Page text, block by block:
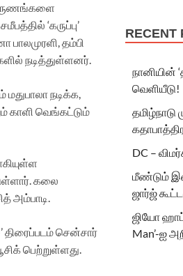
தருணங்களை
‘கருப்பு’
பாலமுரளி, தம்பி
நடித்துள்ளனர்.
நடிக்க,
காளி வெங்கட்டும்
கலை
அம்பாடி.
சென்சார்
பெற்றுள்ளது.
RECENT
நானியின்
வெளியீடு!
தமிழ்நாடு
DC –
மீண்டும்
ஜார்ஜ்
ஜியோ
Man’-ஐ